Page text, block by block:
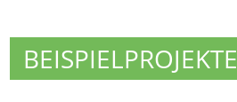
BEISPIELPROJEKTE